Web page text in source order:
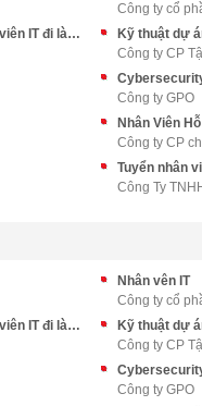
Công ty cổ
Công ty Vận Tải Huệ Duy cần tuyển 1 Nhân viên IT đi làm ngay
Kỹ thuật dự
Công ty CP
Công ty GPO
Nhân Viên
Công ty CP
Tuyển nhân
Công Ty
Nhân vên IT
Công ty cổ
Công ty Vận Tải Huệ Duy cần tuyển 1 Nhân viên IT đi làm ngay
Kỹ thuật dự
Công ty CP
Công ty GPO